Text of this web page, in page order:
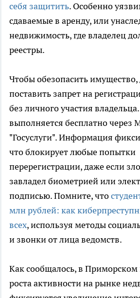
себя защитить. Особенно
сдаваемые в аренду, или
недвижимость, где владелец
реестры.
Чтобы обезопасить имущество,
поставить запрет на
без личного участия
выполняется бесплатно через
"Госуслуги". Информация
что блокирует любые попытки
перерегистрации, даже если
завладел биометрией или
подписью. Помните, что
млн рублей: как
всех, используя методы
и звонки от лица ведомств.
Как сообщалось, в Приморском
роста активности на рынке